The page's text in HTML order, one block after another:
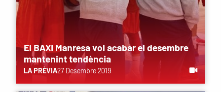
El BAXI Manresa vol acabar el desembre
mantenint tendència
LA PRÈVIA27 Desembre 2019